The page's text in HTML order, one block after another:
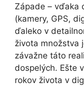
Západe – vďaka
(kamery, GPS,
ďaleko v
života množstva
závažne táto
dospelých. Ešte
rokov života v